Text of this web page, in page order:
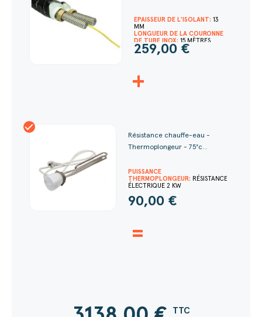
EPAISSEUR DE L'ISOLANT: 13
MM
LONGUEUR DE LA COURONNE
DE TUBE INOX: 15 MÈTRES
259,00 €
+
Résistance chauffe-eau -
Thermoplongeur - 75°c...
PUISSANCE
THERMOPLONGEUR: RÉSISTANCE
ÉLECTRIQUE 2 KW
90,00 €
=
TTC